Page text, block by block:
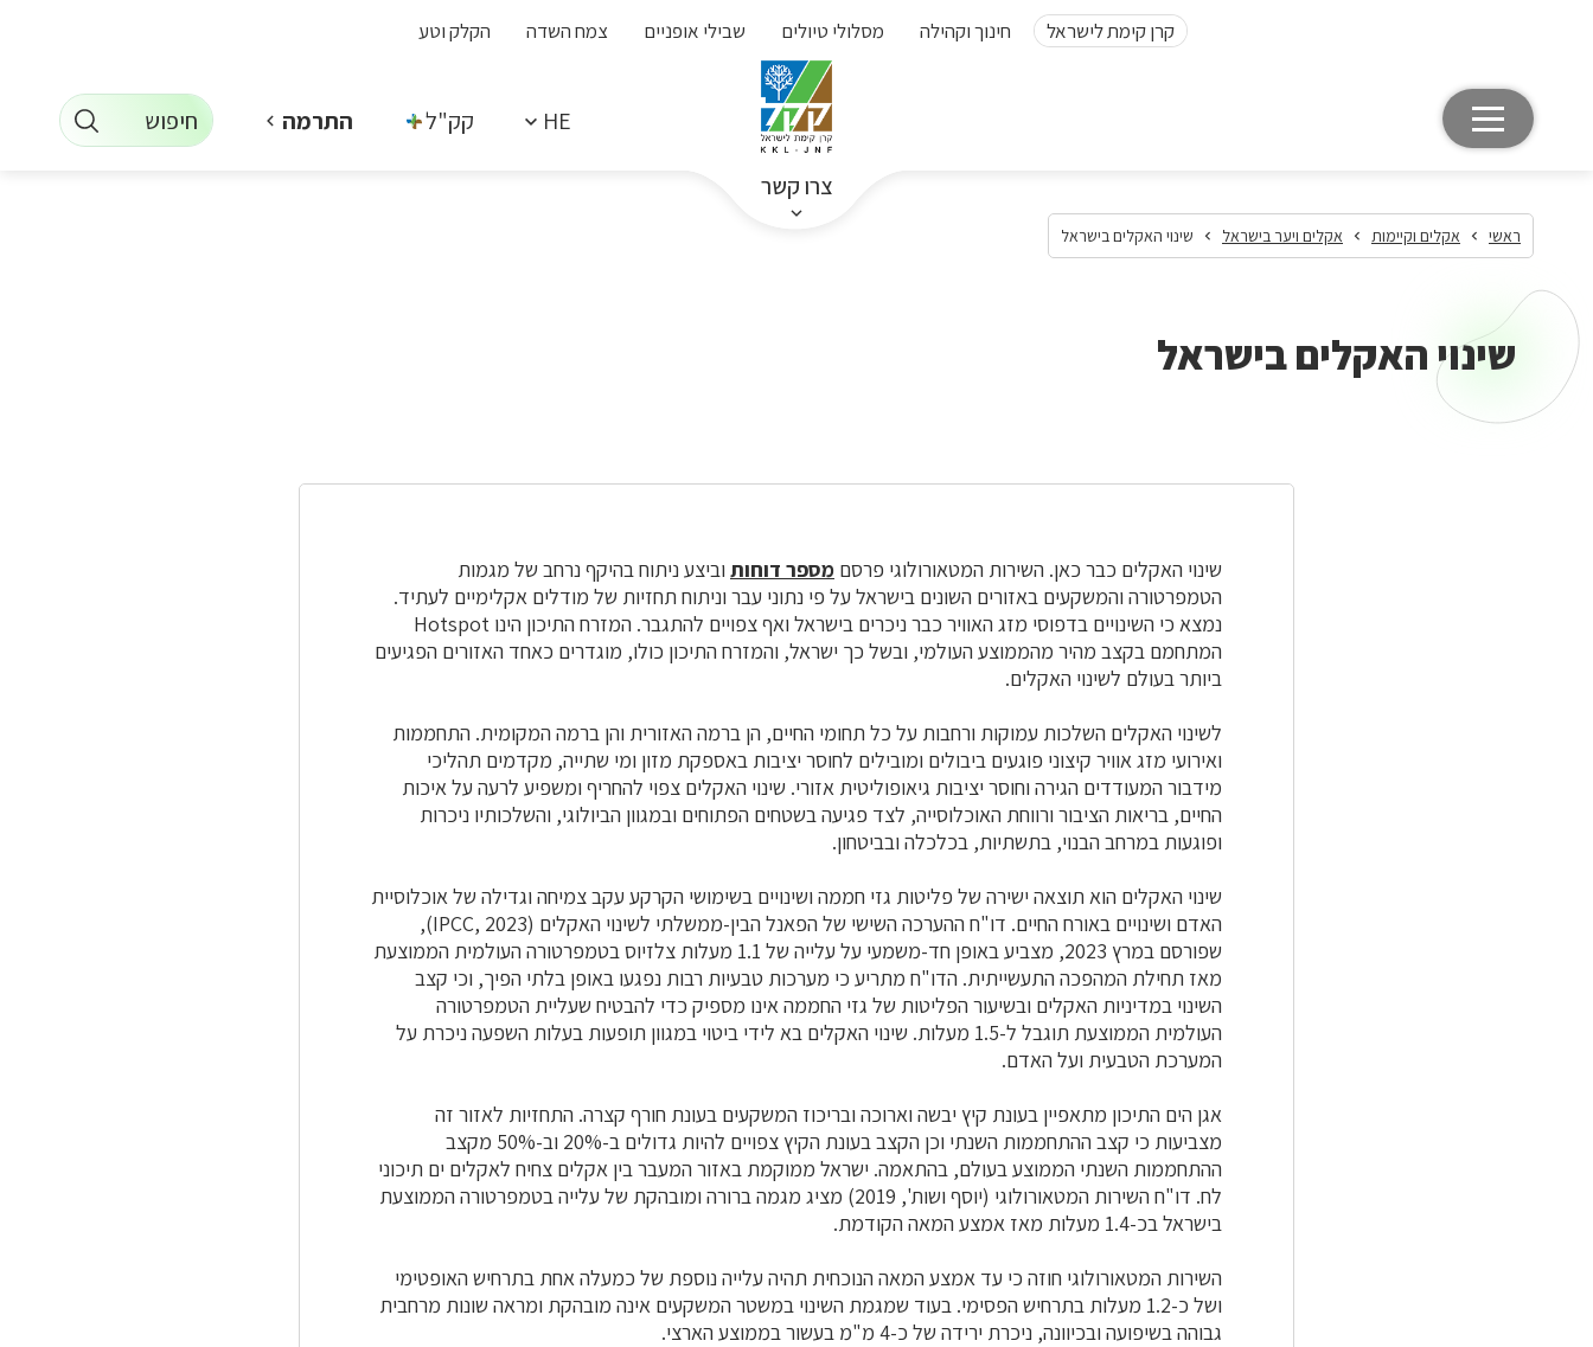
קרן קימת לישראל חינוך וקהילה מסלולי טיולים שבילי אופניים צמח השדה הקלק וטע
צרו קשר
HE קק"ל + התרמה חיפוש
ראשי אקלים וקיימות אקלים ויער בישראל שינוי האקלים בישראל
שינוי האקלים בישראל
שינוי האקלים כבר כאן. השירות המטאורולוגי פרסם מספר דוחות וביצע ניתוח בהיקף נרחב של מגמות
הטמפרטורה והמשקעים באזורים השונים בישראל על פי נתוני עבר וניתוח תחזיות של מודלים אקלימיים לעתיד.
נמצא כי השינויים בדפוסי מזג האוויר כבר ניכרים בישראל ואף צפויים להתגבר. המזרח התיכון הינו Hotspot
המתחמם בקצב מהיר מהממוצע העולמי, ובשל כך ישראל, והמזרח התיכון כולו, מוגדרים כאחד האזורים הפגיעים
ביותר בעולם לשינוי האקלים.
לשינוי האקלים השלכות עמוקות ורחבות על כל תחומי החיים, הן ברמה האזורית והן ברמה המקומית. התחממות
ואירועי מזג אוויר קיצוני פוגעים ביבולים ומובילים לחוסר יציבות באספקת מזון ומי שתייה, מקדמים תהליכי
מידבור המעודדים הגירה וחוסר יציבות גיאופוליטית אזורי. שינוי האקלים צפוי להחריף ומשפיע לרעה על איכות
החיים, בריאות הציבור ורווחת האוכלוסייה, לצד פגיעה בשטחים הפתוחים ובמגוון הביולוגי, והשלכותיו ניכרות
ופוגעות במרחב הבנוי, בתשתיות, בכלכלה ובביטחון.
שינוי האקלים הוא תוצאה ישירה של פליטות גזי חממה ושינויים בשימושי הקרקע עקב צמיחה וגדילה של אוכלוסיית
האדם ושינויים באורח החיים. דו"ח ההערכה השישי של הפאנל הבין-ממשלתי לשינוי האקלים (IPCC, 2023),
שפורסם במרץ 2023, מצביע באופן חד-משמעי על עלייה של 1.1 מעלות צלזיוס בטמפרטורה העולמית הממוצעת
מאז תחילת המהפכה התעשייתית. הדו"ח מתריע כי מערכות טבעיות רבות נפגעו באופן בלתי הפיך, וכי קצב
השינוי במדיניות האקלים ובשיעור הפליטות של גזי החממה אינו מספיק כדי להבטיח שעליית הטמפרטורה
העולמית הממוצעת תוגבל ל-1.5 מעלות. שינוי האקלים בא לידי ביטוי במגוון תופעות בעלות השפעה ניכרת על
המערכת הטבעית ועל האדם.
אגן הים התיכון מתאפיין בעונת קיץ יבשה וארוכה ובריכוז המשקעים בעונת חורף קצרה. התחזיות לאזור זה
מצביעות כי קצב ההתחממות השנתי וכן הקצב בעונת הקיץ צפויים להיות גדולים ב-20% וב-50% מקצב
ההתחממות השנתי הממוצע בעולם, בהתאמה. ישראל ממוקמת באזור המעבר בין אקלים צחיח לאקלים ים תיכוני
לח. דו"ח השירות המטאורולוגי (יוסף ושות', 2019) מציג מגמה ברורה ומובהקת של עלייה בטמפרטורה הממוצעת
בישראל בכ-1.4 מעלות מאז אמצע המאה הקודמת.
השירות המטאורולוגי חוזה כי עד אמצע המאה הנוכחית תהיה עלייה נוספת של כמעלה אחת בתרחיש האופטימי
ושל כ-1.2 מעלות בתרחיש הפסימי. בעוד שמגמת השינוי במשטר המשקעים אינה מובהקת ומראה שונות מרחבית
גבוהה בשיפועה ובכיוונה, ניכרת ירידה של כ-4 מ"מ בעשור בממוצע הארצי.